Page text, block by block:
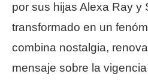
por sus hijas Alexa Ray y
transformado en un
combina nostalgia,
mensaje sobre la